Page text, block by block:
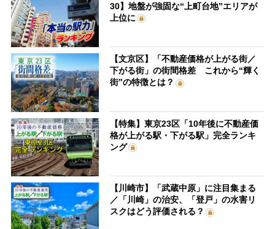
30】地盤が強固な“上町台地”エリアが
上位に
【文京区】「不動産価格が上がる街／
下がる街」の街間格差 これから“輝く
街”の特徴とは？
【特集】東京23区「10年後に不動産価
格が上がる駅・下がる駅」完全ランキ
ング
【川崎市】「武蔵中原」に注目集まる
／「川崎」の治安、「登戸」の水害リ
スクはどう評価される？